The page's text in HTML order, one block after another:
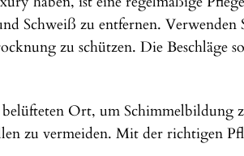
Schweiß zu entfernen.
zu schützen. Die Beschläge
Ort, um Schimmelbildung
zu vermeiden. Mit der richtigen